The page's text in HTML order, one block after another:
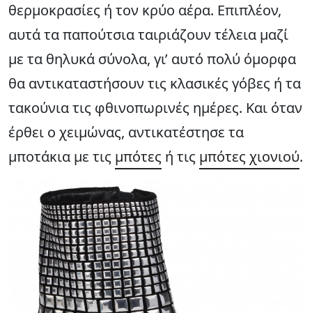
θερμοκρασίες ή τον κρύο αέρα. Επιπλέον,
αυτά τα παπούτσια ταιριάζουν τέλεια μαζί
με τα θηλυκά σύνολα, γι’ αυτό πολύ όμορφα
θα αντικαταστήσουν τις κλασικές γόβες ή τα
τακούνια τις φθινοπωρινές ημέρες. Και όταν
έρθει ο χειμώνας, αντικατέστησε τα
μποτάκια με τις μπότες ή τις μπότες χιονιού.